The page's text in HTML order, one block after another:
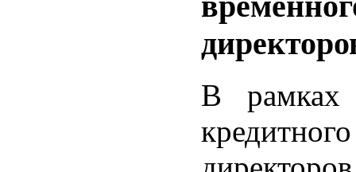
В рамках